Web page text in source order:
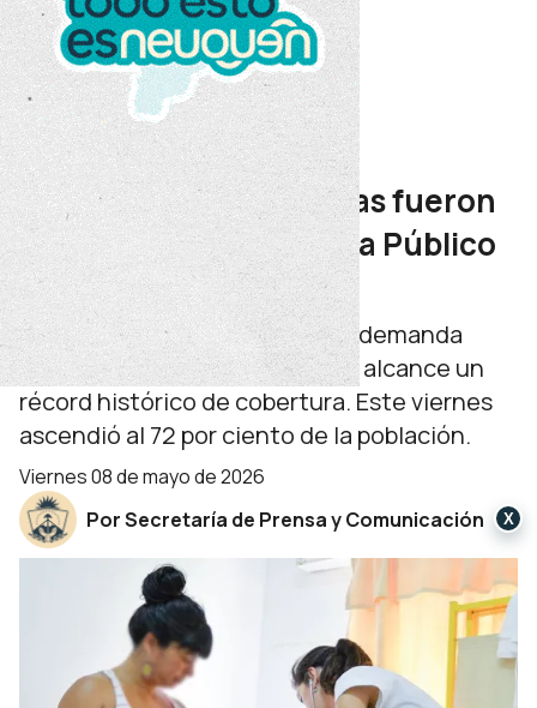
Salud
Cobertura sanitaria
Más de 500 mil personas fueron
atendidas en el Sistema Público
de Salud
El crecimiento sostenido de la demanda
sanitaria llevó a que el sistema alcance un
récord histórico de cobertura. Este viernes
ascendió al 72 por ciento de la población.
viernes 08 de mayo de 2026
Por Secretaría de Prensa y Comunicación
X